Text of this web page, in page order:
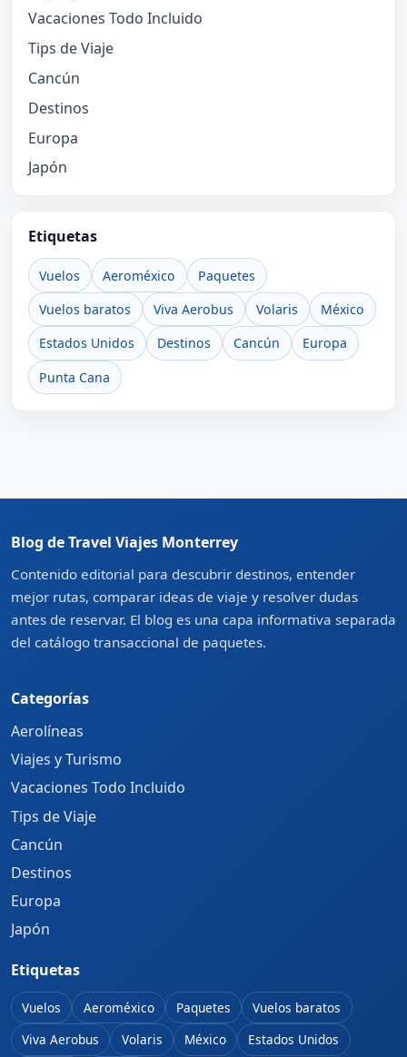
Vacaciones Todo Incluido
Tips de Viaje
Cancún
Destinos
Europa
Japón
Etiquetas
Vuelos Aeroméxico
Paquetes
Vuelos baratos
Viva Aerobus Volaris
México
Estados Unidos
Destinos Cancún
Europa
Punta Cana
Blog de Travel Viajes Monterrey
Contenido editorial para descubrir destinos, entender
mejor rutas, comparar ideas de viaje y resolver dudas
antes de reservar. El blog es una capa informativa separada
del catálogo transaccional de paquetes.
Categorías
Aerolíneas
Viajes y Turismo
Vacaciones Todo Incluido
Tips de Viaje
Cancún
Destinos
Europa
Japón
Etiquetas
Vuelos Aeroméxico Paquetes
Vuelos baratos
Viva Aerobus
Volaris México Estados Unidos